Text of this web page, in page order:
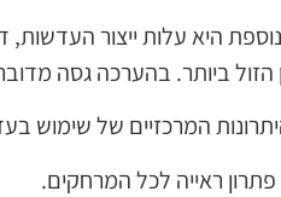
היא עלות ייצור
ביותר. בהערכה גסה מדובר על כ 600
המרכזיים של שימוש
ראייה לכל המרחקים.